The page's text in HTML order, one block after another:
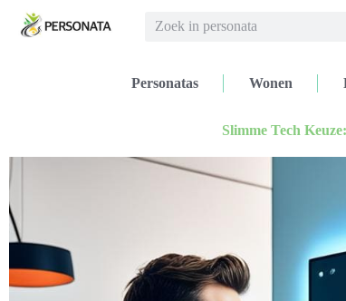
Personatas Wonen
Slimme Tech